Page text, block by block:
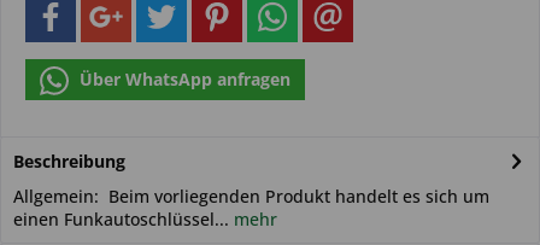
Über WhatsApp anfragen
Beschreibung
Allgemein: Beim vorliegenden Produkt handelt es sich um
einen Funkautoschlüssel... mehr